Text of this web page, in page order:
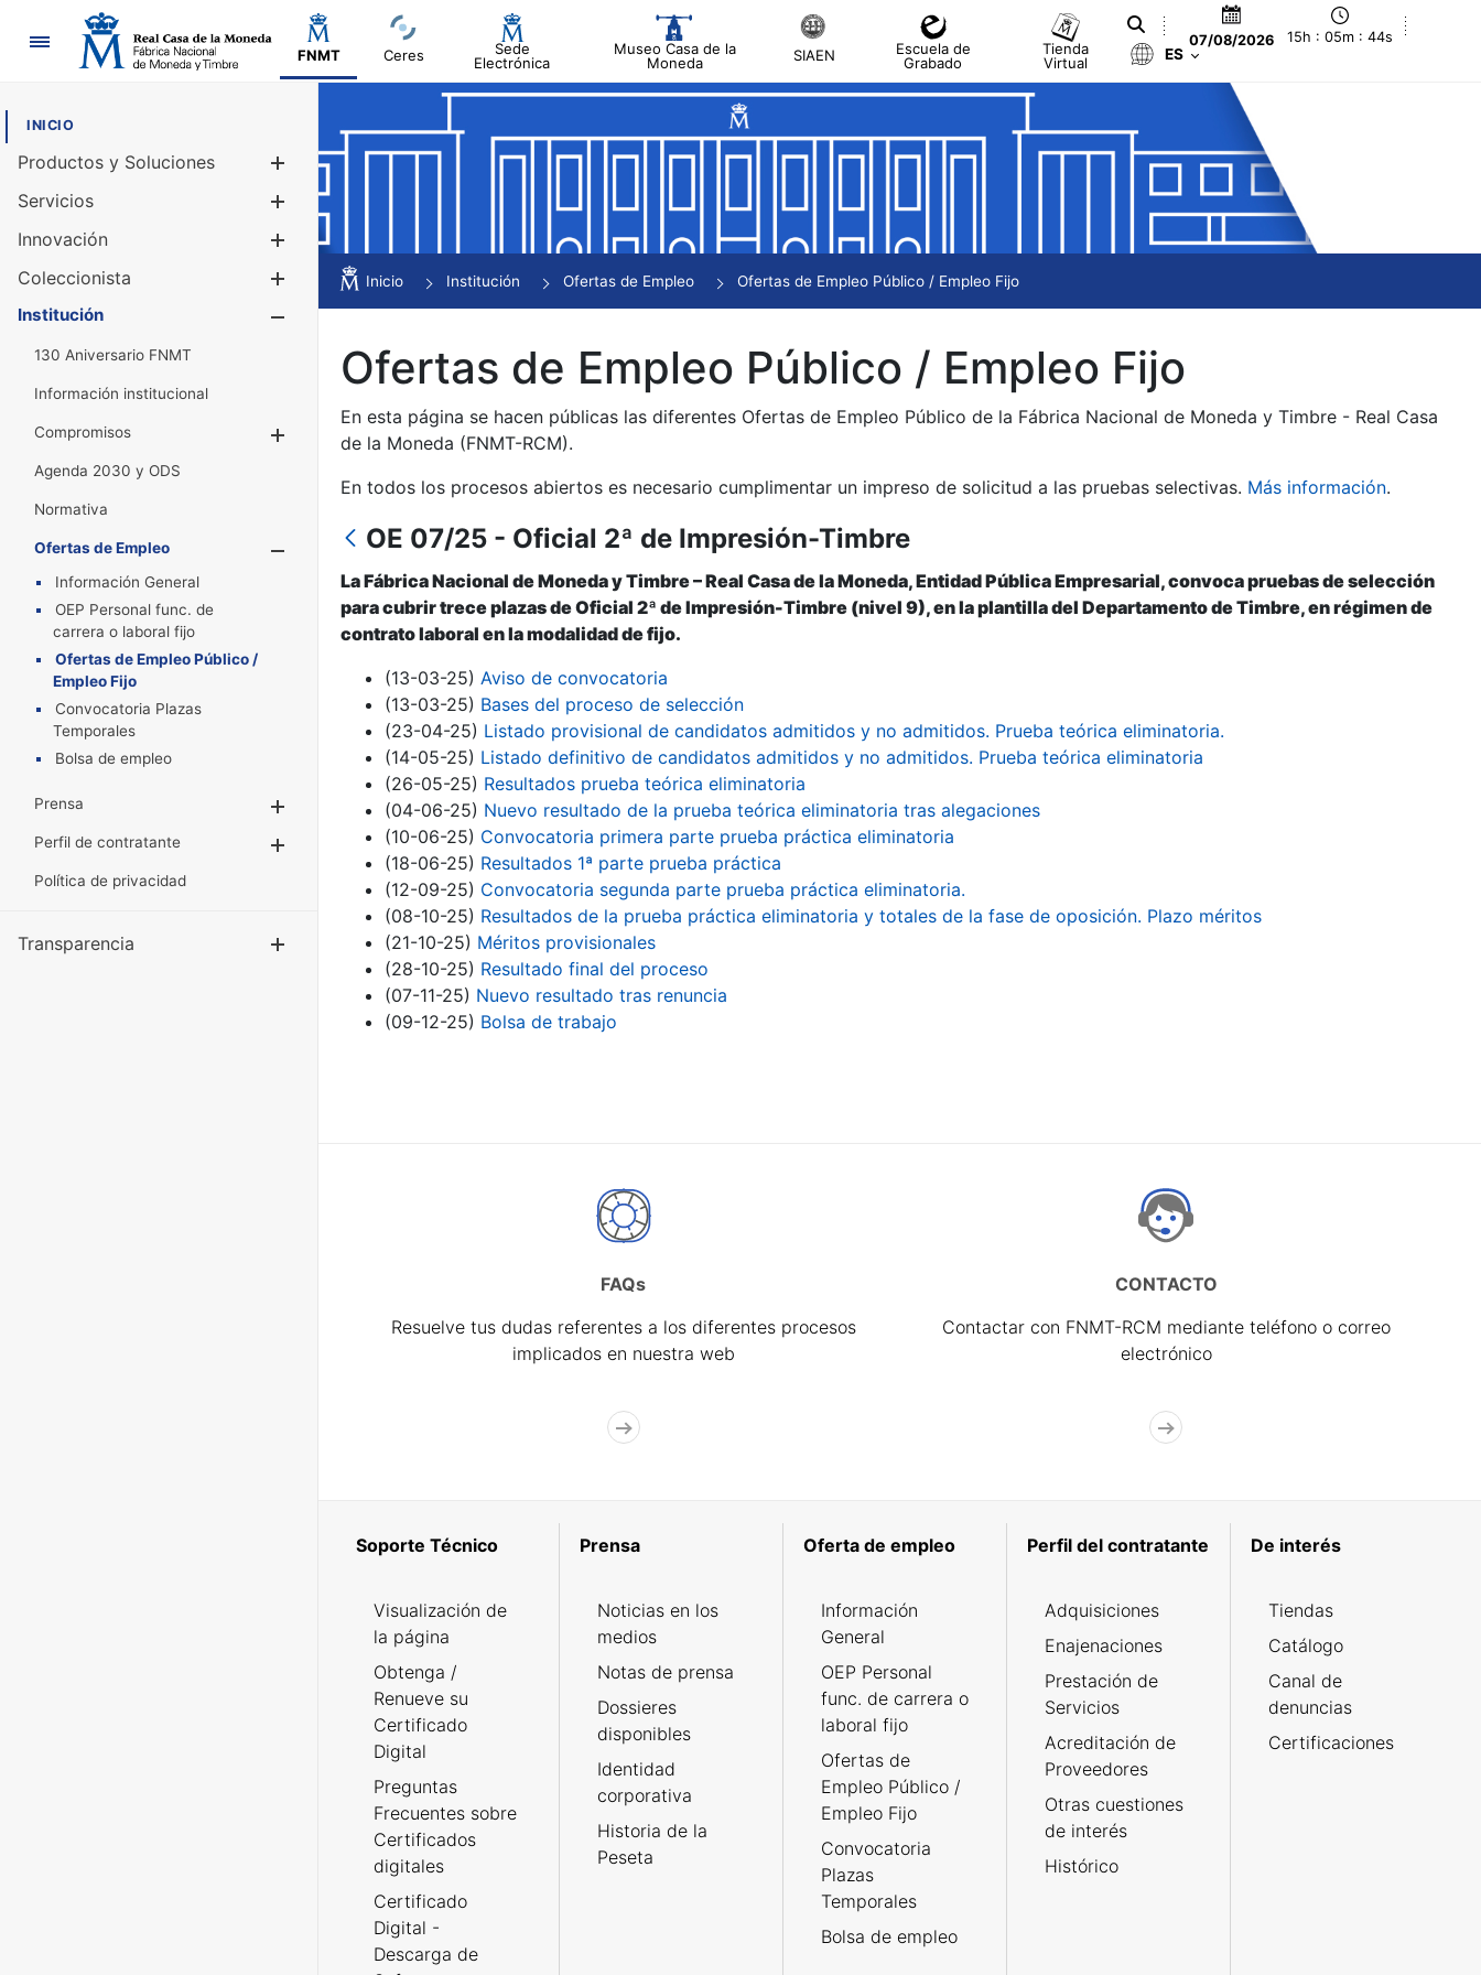
Navegación
FNMT Ceres
Sede
Electrónica
Museo Casa de la
Moneda
SIAEN
Escuela de
Grabado
Tienda
Virtual
07/08/2026 15h : 05m : 44s
ES
INICIO
Productos y Soluciones
Mostrar/Ocultar
Servicios
Innovación
Coleccionista
Mostrar/Ocultar
Institución
130 Aniversario FNMT
Información institucional
Compromisos
Mostrar/Ocultar
Agenda 2030 y ODS
Normativa
Ofertas de Empleo
Mostrar/Ocultar
Información General
OEP Personal func. de
carrera o laboral fijo
Ofertas de Empleo Público /
Empleo Fijo
Convocatoria Plazas
Temporales
Bolsa de empleo
Prensa
Mostrar/Ocultar
Perfil de contratante
Mostrar/Ocultar
Política de privacidad
Transparencia Mostrar/Ocultar
Inicio Institución Ofertas de Empleo Ofertas de Empleo Público / Empleo Fijo
Ofertas de Empleo Público / Empleo Fijo
En esta página se hacen públicas las diferentes Ofertas de Empleo Público de la Fábrica Nacional de Moneda y Timbre - Real Casa
de la Moneda (FNMT-RCM).
En todos los procesos abiertos es necesario cumplimentar un impreso de solicitud a las pruebas selectivas. Más información.
OE 07/25 - Oficial 2ª de Impresión-Timbre
La Fábrica Nacional de Moneda y Timbre – Real Casa de la Moneda, Entidad Pública Empresarial, convoca pruebas de selección
para cubrir trece plazas de Oficial 2ª de Impresión-Timbre (nivel 9), en la plantilla del Departamento de Timbre, en régimen de
contrato laboral en la modalidad de fijo.
(13-03-25) Aviso de convocatoria
(13-03-25) Bases del proceso de selección
(23-04-25) Listado provisional de candidatos admitidos y no admitidos. Prueba teórica eliminatoria.
(14-05-25) Listado definitivo de candidatos admitidos y no admitidos. Prueba teórica eliminatoria
(26-05-25) Resultados prueba teórica eliminatoria
(04-06-25) Nuevo resultado de la prueba teórica eliminatoria tras alegaciones
(10-06-25) Convocatoria primera parte prueba práctica eliminatoria
(18-06-25) Resultados 1ª parte prueba práctica
(12-09-25) Convocatoria segunda parte prueba práctica eliminatoria.
(08-10-25) Resultados de la prueba práctica eliminatoria y totales de la fase de oposición. Plazo méritos
(21-10-25) Méritos provisionales
(28-10-25) Resultado final del proceso
(07-11-25) Nuevo resultado tras renuncia
(09-12-25) Bolsa de trabajo
FAQs
Resuelve tus dudas referentes a los diferentes procesos
implicados en nuestra web
CONTACTO
Contactar con FNMT-RCM mediante teléfono o correo
electrónico
Soporte Técnico
Visualización de
la página
Obtenga /
Renueve su
Certificado
Digital
Preguntas
Frecuentes sobre
Certificados
digitales
Certificado
Digital -
Descarga de
Prensa
Noticias en los
medios
Notas de prensa
Dossieres
disponibles
Identidad
corporativa
Historia de la
Peseta
Oferta de empleo
Información
General
OEP Personal
func. de carrera o
laboral fijo
Ofertas de
Empleo Público /
Empleo Fijo
Convocatoria
Plazas
Temporales
Bolsa de empleo
Perfil del contratante
Adquisiciones
Enajenaciones
Prestación de
Servicios
Acreditación de
Proveedores
Otras cuestiones
de interés
Histórico
De interés
Tiendas
Catálogo
Canal de
denuncias
Certificaciones